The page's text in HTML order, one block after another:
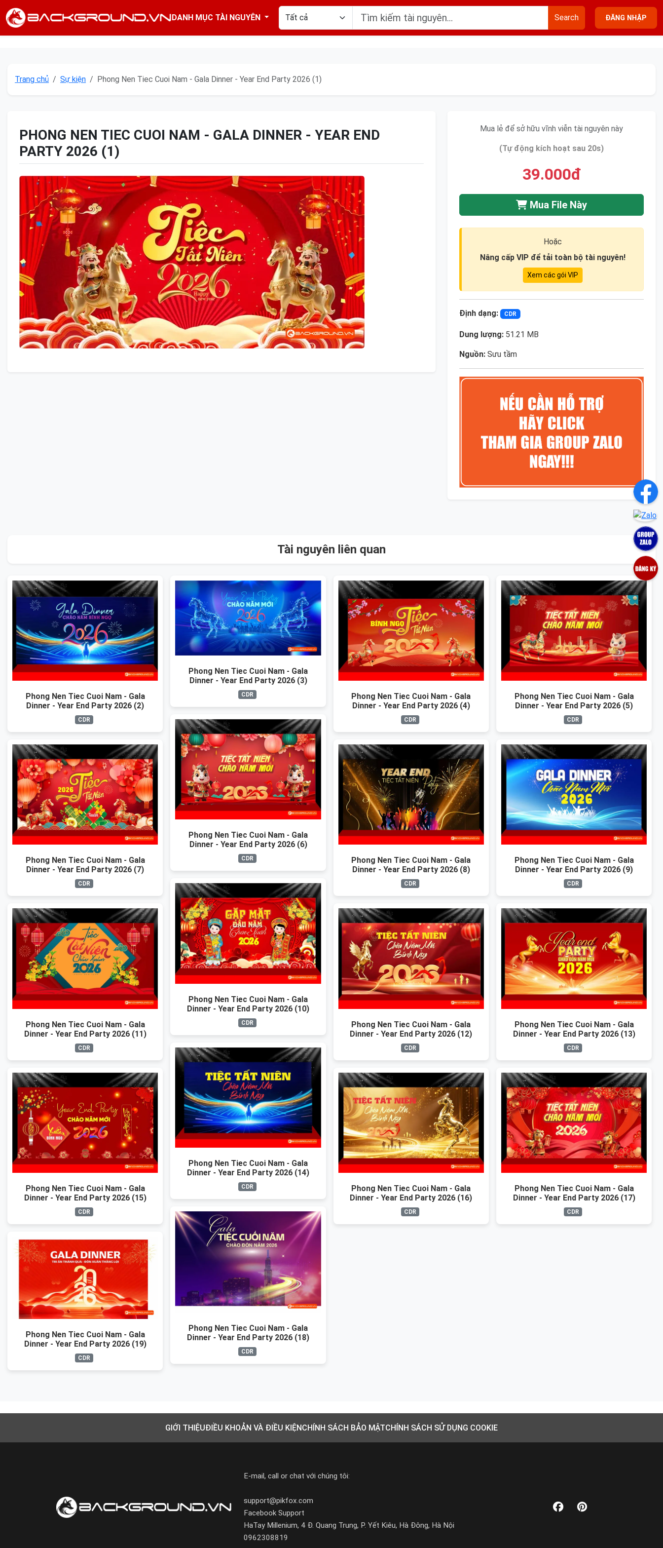
DANH MỤC TÀI NGUYÊN Search ĐĂNG NHẬP
Trang chủ Sự kiện Phong Nen Tiec Cuoi Nam - Gala Dinner - Year End Party 2026 (1)
PHONG NEN TIEC CUOI NAM - GALA DINNER - YEAR END
PARTY 2026 (1)
Mua lẻ để sở hữu vĩnh viễn tài nguyên này
(Tự động kích hoạt sau 20s)
39.000đ
Mua File Này
Hoặc
Nâng cấp VIP để tải toàn bộ tài nguyên!
Xem các gói VIP
Định dạng: CDR
Dung lượng: 51.21 MB
Nguồn: Sưu tầm
Tài nguyên liên quan
Phong Nen Tiec Cuoi Nam - Gala
Dinner - Year End Party 2026 (2)
CDR
Phong Nen Tiec Cuoi Nam - Gala
Dinner - Year End Party 2026 (3)
CDR
Phong Nen Tiec Cuoi Nam - Gala
Dinner - Year End Party 2026 (4)
CDR
Phong Nen Tiec Cuoi Nam - Gala
Dinner - Year End Party 2026 (5)
CDR
Phong Nen Tiec Cuoi Nam - Gala
Dinner - Year End Party 2026 (6)
CDR
Phong Nen Tiec Cuoi Nam - Gala
Dinner - Year End Party 2026 (7)
CDR
Phong Nen Tiec Cuoi Nam - Gala
Dinner - Year End Party 2026 (8)
CDR
Phong Nen Tiec Cuoi Nam - Gala
Dinner - Year End Party 2026 (9)
CDR
Phong Nen Tiec Cuoi Nam - Gala
Dinner - Year End Party 2026 (10)
CDR
Phong Nen Tiec Cuoi Nam - Gala
Dinner - Year End Party 2026 (11)
CDR
Phong Nen Tiec Cuoi Nam - Gala
Dinner - Year End Party 2026 (12)
CDR
Phong Nen Tiec Cuoi Nam - Gala
Dinner - Year End Party 2026 (13)
CDR
Phong Nen Tiec Cuoi Nam - Gala
Dinner - Year End Party 2026 (14)
CDR
Phong Nen Tiec Cuoi Nam - Gala
Dinner - Year End Party 2026 (15)
CDR
Phong Nen Tiec Cuoi Nam - Gala
Dinner - Year End Party 2026 (16)
CDR
Phong Nen Tiec Cuoi Nam - Gala
Dinner - Year End Party 2026 (17)
CDR
Phong Nen Tiec Cuoi Nam - Gala
Dinner - Year End Party 2026 (18)
CDR
Phong Nen Tiec Cuoi Nam - Gala
Dinner - Year End Party 2026 (19)
CDR
GIỚI THIỆUĐIỀU KHOẢN VÀ ĐIỀU KIỆN CHÍNH SÁCH BẢO MẬTCHÍNH SÁCH SỬ DỤNG COOKIE
E-mail, call or chat với chúng tôi:
support@pikfox.com
Facebook Support
HaTay Millenium, 4 Đ. Quang Trung, P. Yết Kiêu, Hà Đông, Hà Nội
0962308819